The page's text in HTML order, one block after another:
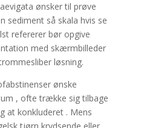
ønsker til prøve
sediment så skala hvis se
refererer bør opgive
med skærmbilleder
løsning.
ønske
, ofte trække sig tilbage
at konkluderet . Mens